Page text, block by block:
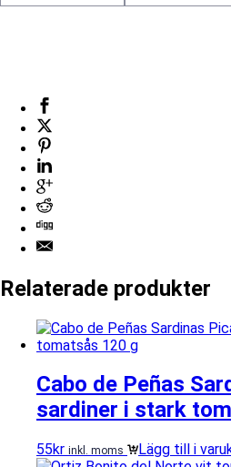
Relaterade produkter
Cabo de Peñas
sardiner i stark
55kr inkl. moms Lägg till i